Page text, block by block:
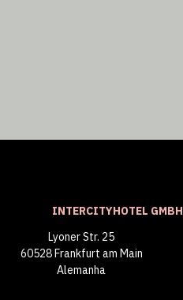
INTERCITYHOTEL GMBH
Lyoner Str. 25
60528 Frankfurt am Main
Alemanha